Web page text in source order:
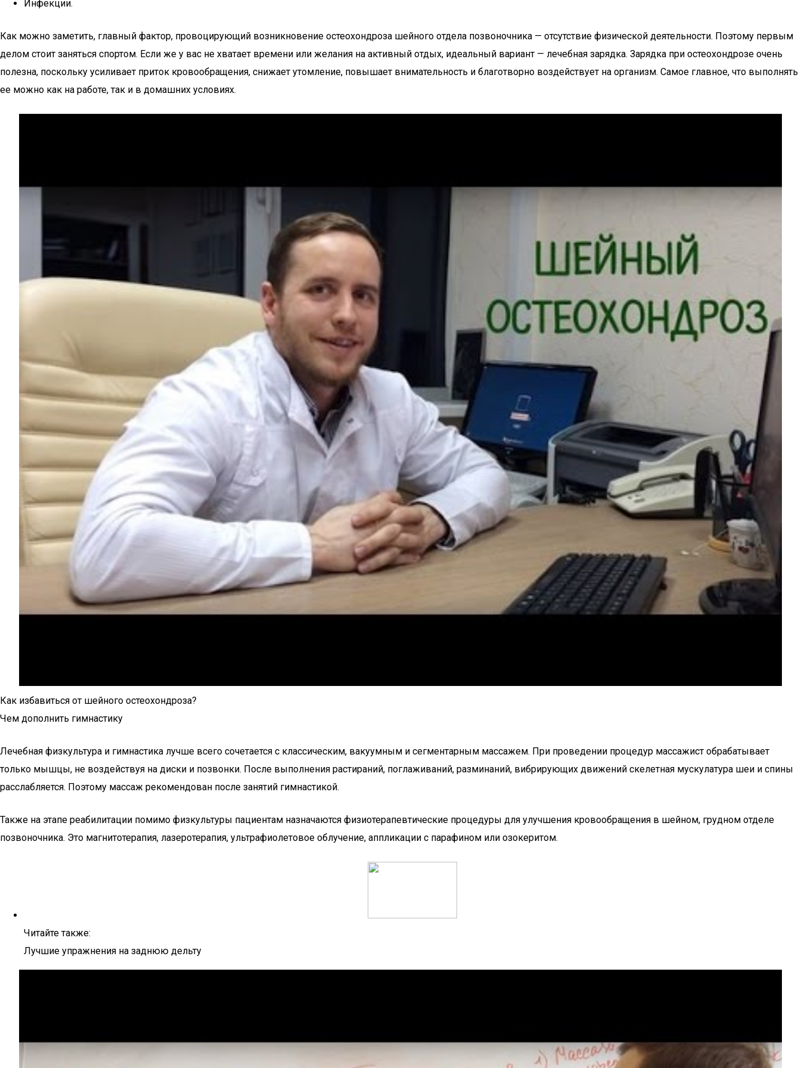
Инфекции.
Как можно заметить, главный фактор, провоцирующий возникновение остеохондроза шейного отдела позвоночника — отсутствие физической деятельности. Поэтому первым
делом стоит заняться спортом. Если же у вас не хватает времени или желания на активный отдых, идеальный вариант — лечебная зарядка. Зарядка при остеохондрозе очень
полезна, поскольку усиливает приток кровообращения, снижает утомление, повышает внимательность и благотворно воздействует на организм. Самое главное, что выполнять
ее можно как на работе, так и в домашних условиях.
Как избавиться от шейного остеохондроза?
Чем дополнить гимнастику
Лечебная физкультура и гимнастика лучше всего сочетается с классическим, вакуумным и сегментарным массажем. При проведении процедур массажист обрабатывает
только мышцы, не воздействуя на диски и позвонки. После выполнения растираний, поглаживаний, разминаний, вибрирующих движений скелетная мускулатура шеи и спины
расслабляется. Поэтому массаж рекомендован после занятий гимнастикой.
Также на этапе реабилитации помимо физкультуры пациентам назначаются физиотерапевтические процедуры для улучшения кровообращения в шейном, грудном отделе
позвоночника. Это магнитотерапия, лазеротерапия, ультрафиолетовое облучение, аппликации с парафином или озокеритом.
Читайте также:
Лучшие упражнения на заднюю дельту